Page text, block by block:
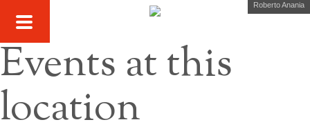
Roberto Anania
Events at this
location